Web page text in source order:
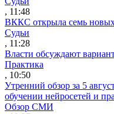
, 11:48
ВККС открыла семь
Судьи
, 11:28
Власти обсуждают
Практика
, 10:50
Утренний обзор за 5
обучении нейросетей и
Обзор СМИ